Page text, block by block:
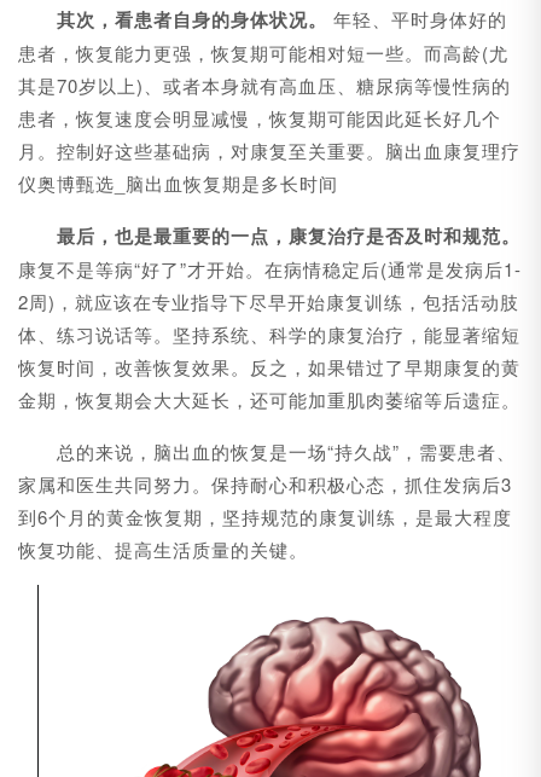
其次，看患者自身的身体状况。
年轻、平时身体好的
患者，恢复能力更强，恢复期可能相对短一些。而高龄(尤
其是70岁以上)、或者本身就有高血压、糖尿病等慢性病的
患者，恢复速度会明显减慢，恢复期可能因此延长好几个
月。控制好这些基础病，对康复至关重要。脑出血康复理疗
仪奥博甄选_脑出血恢复期是多长时间
最后，也是最重要的一点，康复治疗是否及时和规范。
康复不是等病“好了”才开始。在病情稳定后(通常是发病后1-
2周)，就应该在专业指导下尽早开始康复训练，包括活动肢
体、练习说话等。坚持系统、科学的康复治疗，能显著缩短
恢复时间，改善恢复效果。反之，如果错过了早期康复的黄
金期，恢复期会大大延长，还可能加重肌肉萎缩等后遗症。
总的来说，脑出血的恢复是一场“持久战”，需要患者、
家属和医生共同努力。保持耐心和积极心态，抓住发病后3
到6个月的黄金恢复期，坚持规范的康复训练，是最大程度
恢复功能、提高生活质量的关键。